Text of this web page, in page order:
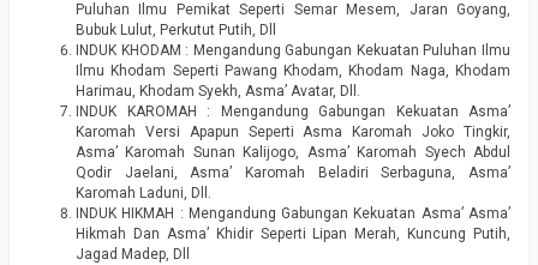
Puluhan Ilmu Pemikat Seperti Semar Mesem, Jaran Goyang,
Bubuk Lulut, Perkutut Putih, Dll
INDUK KHODAM : Mengandung Gabungan Kekuatan Puluhan Ilmu
Ilmu Khodam Seperti Pawang Khodam, Khodam Naga, Khodam
Harimau, Khodam Syekh, Asma’ Avatar, Dll.
INDUK KAROMAH : Mengandung Gabungan Kekuatan Asma’
Karomah Versi Apapun Seperti Asma Karomah Joko Tingkir,
Asma’ Karomah Sunan Kalijogo, Asma’ Karomah Syech Abdul
Qodir Jaelani, Asma’ Karomah Beladiri Serbaguna, Asma’
Karomah Laduni, Dll.
INDUK HIKMAH : Mengandung Gabungan Kekuatan Asma’ Asma’
Hikmah Dan Asma’ Khidir Seperti Lipan Merah, Kuncung Putih,
Jagad Madep, Dll